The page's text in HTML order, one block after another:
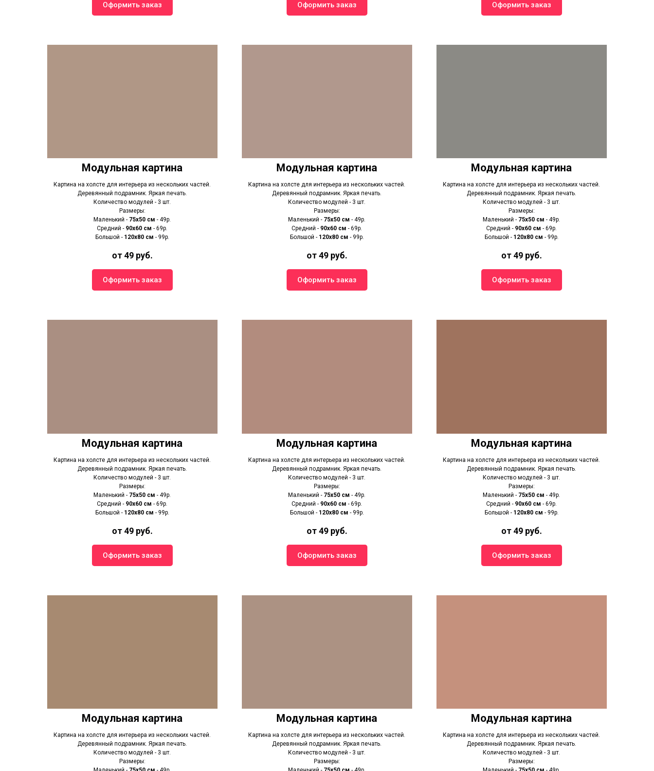
Оформить заказ Оформить заказ Оформить заказ
Модульная картина
Картина на холсте для интерьера из нескольких частей.
Деревянный подрамник. Яркая печать.
Количество модулей - 3 шт.
Размеры:
Маленький - 75х50 см - 49р.
Средний - 90x60 см - 69р.
Большой - 120х80 см - 99р.
от 49 руб.
Оформить заказ
Модульная картина
Картина на холсте для интерьера из нескольких частей.
Деревянный подрамник. Яркая печать.
Количество модулей - 3 шт.
Размеры:
Маленький - 75х50 см - 49р.
Средний - 90x60 см - 69р.
Большой - 120х80 см - 99р.
от 49 руб.
Оформить заказ
Модульная картина
Картина на холсте для интерьера из нескольких частей.
Деревянный подрамник. Яркая печать.
Количество модулей - 3 шт.
Размеры:
Маленький - 75х50 см - 49р.
Средний - 90x60 см - 69р.
Большой - 120х80 см - 99р.
от 49 руб.
Оформить заказ
Модульная картина
Картина на холсте для интерьера из нескольких частей.
Деревянный подрамник. Яркая печать.
Количество модулей - 3 шт.
Размеры:
Маленький - 75х50 см - 49р.
Средний - 90x60 см - 69р.
Большой - 120х80 см - 99р.
от 49 руб.
Оформить заказ
Модульная картина
Картина на холсте для интерьера из нескольких частей.
Деревянный подрамник. Яркая печать.
Количество модулей - 3 шт.
Размеры:
Маленький - 75х50 см - 49р.
Средний - 90x60 см - 69р.
Большой - 120х80 см - 99р.
от 49 руб.
Оформить заказ
Модульная картина
Картина на холсте для интерьера из нескольких частей.
Деревянный подрамник. Яркая печать.
Количество модулей - 3 шт.
Размеры:
Маленький - 75х50 см - 49р.
Средний - 90x60 см - 69р.
Большой - 120х80 см - 99р.
от 49 руб.
Оформить заказ
Модульная картина
Картина на холсте для интерьера из нескольких частей.
Деревянный подрамник. Яркая печать.
Количество модулей - 3 шт.
Размеры:
Модульная картина
Картина на холсте для интерьера из нескольких частей.
Деревянный подрамник. Яркая печать.
Количество модулей - 3 шт.
Размеры:
Модульная картина
Картина на холсте для интерьера из нескольких частей.
Деревянный подрамник. Яркая печать.
Количество модулей - 3 шт.
Размеры: